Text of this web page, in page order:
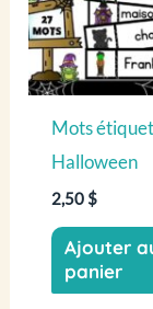
Mots
Halloween
2,50 $
Ajouter
panier